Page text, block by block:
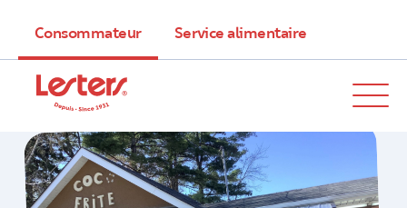
Consommateur Service alimentaire